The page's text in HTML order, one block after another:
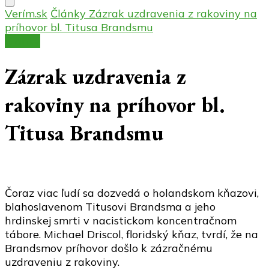
Verím.sk Články Zázrak uzdravenia z rakoviny na
príhovor bl. Titusa Brandsmu
Zázrak uzdravenia z
rakoviny na príhovor bl.
Titusa Brandsmu
Čoraz viac ľudí sa dozvedá o holandskom kňazovi,
blahoslavenom Titusovi Brandsma a jeho
hrdinskej smrti v nacistickom koncentračnom
tábore. Michael Driscol, floridský kňaz, tvrdí, že na
Brandsmov príhovor došlo k zázračnému
uzdraveniu z rakoviny.